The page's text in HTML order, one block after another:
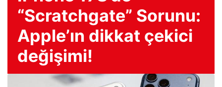
“Scratchgate” Sorunu:
Apple’ın dikkat çekici
değişimi!